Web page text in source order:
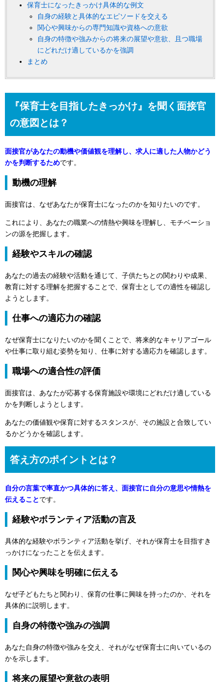
保育士になったきっかけ具体的な例文
自身の経験と具体的なエピソードを交える
関心や興味からの専門知識や資格への意欲
自身の特徴や強みからの将来の展望や意欲、且つ職場
にどれだけ適しているかを強調
まとめ
『保育士を目指したきっかけ』を聞く面接官
の意図とは？
面接官があなたの動機や価値観を理解し、求人に適した人物かどう
かを判断するためです。
動機の理解
面接官は、なぜあなたが保育士になったのかを知りたいのです。
これにより、あなたの職業への情熱や興味を理解し、モチベーショ
ンの源を把握します。
経験やスキルの確認
あなたの過去の経験や活動を通じて、子供たちとの関わりや成果、
教育に対する理解を把握することで、保育士としての適性を確認し
ようとします。
仕事への適応力の確認
なぜ保育士になりたいのかを聞くことで、将来的なキャリアゴール
や仕事に取り組む姿勢を知り、仕事に対する適応力を確認します。
職場への適合性の評価
面接官は、あなたが応募する保育施設や環境にどれだけ適している
かを判断しようとします。
あなたの価値観や保育に対するスタンスが、その施設と合致してい
るかどうかを確認します。
答え方のポイントとは？
自分の言葉で率直かつ具体的に答え、面接官に自分の意思や情熱を
伝えることです。
経験やボランティア活動の言及
具体的な経験やボランティア活動を挙げ、それが保育士を目指すき
っかけになったことを伝えます。
関心や興味を明確に伝える
なぜ子どもたちと関わり、保育の仕事に興味を持ったのか、それを
具体的に説明します。
自身の特徴や強みの強調
あなた自身の特徴や強みを交え、それがなぜ保育士に向いているの
かを示します。
将来の展望や意欲の表明